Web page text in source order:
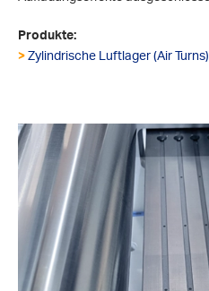
Produkte:
>Zylindrische Luftlager (Air Turns)